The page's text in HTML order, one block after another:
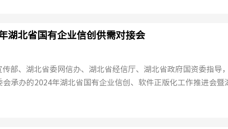
湖北省国有企业信创供需对接会
部、湖北省委网信办、湖北省经信厅、湖北省政府国资委指导
承办的2024年湖北省国有企业信创、软件正版化工作推进会暨